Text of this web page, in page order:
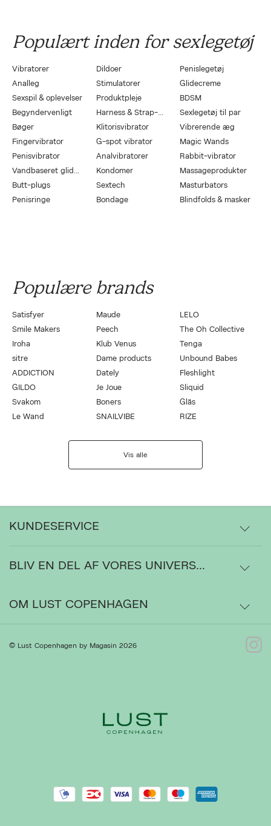
Populært inden for sexlegetøj
Vibratorer Dildoer
Penislegetøj
Analleg
Stimulatorer
Glidecreme
Sexspil & oplevelser
Produktpleje
BDSM
Begyndervenligt
Harness & Strap-On
Sexlegetøj til par
Bøger
Klitorisvibrator
Vibrerende æg
Fingervibrator
G-spot vibrator
Magic Wands
Penisvibrator
Analvibratorer
Rabbit-vibrator
Vandbaseret glidecreme
Kondomer
Massageprodukter
Butt-plugs
Sextech
Masturbators
Penisringe
Bondage Blindfolds & masker
Populære brands
Satisfyer Maude
LELO
Smile Makers
Peech
The Oh Collective
Iroha
Klub Venus
Tenga
sitre
Dame products
Unbound Babes
ADDICTION
Dately
Fleshlight
GILDO
Je Joue
Sliquid
Svakom
Boners
Gläs
Le Wand
SNAILVIBE RIZE
Vis alle
KUNDESERVICE
Levering
Ordrestatus
Gå til Kundeservice
Privatlivspolitik
BLIV EN DEL AF VORES UNIVERS...
OM LUST COPENHAGEN
Om os
© Lust Copenhagen by Magasin 2026